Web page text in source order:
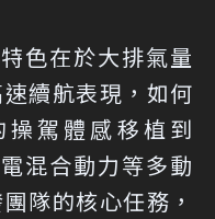
色在於大排氣量
續航表現，如何
駕體感移植到
混合動力等多動
隊的核心任務，